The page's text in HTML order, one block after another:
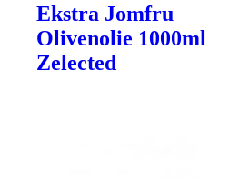
Ekstra Jomfru
Olivenolie 1000ml
Zelected